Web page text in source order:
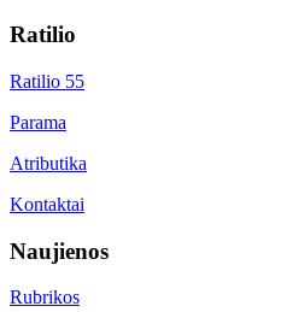
Ratilio
Ratilio 55
Parama
Atributika
Kontaktai
Naujienos
Rubrikos